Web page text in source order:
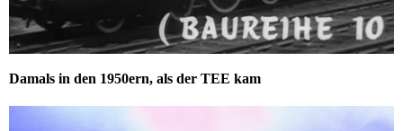
Damals in den 1950ern, als der TEE kam